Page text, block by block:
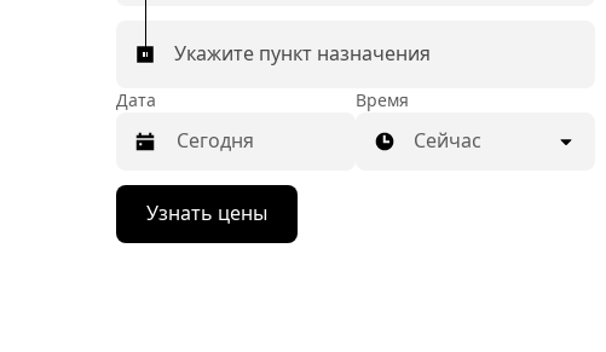
Укажите пункт назначения
Дата
Нажмите
стрелку
вниз,
Время
Сейчас
Узнать цены